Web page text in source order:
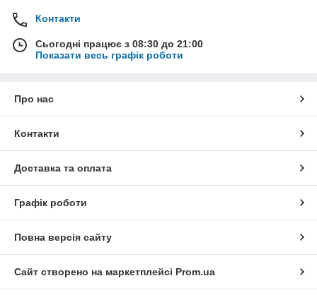
Контакти
Сьогодні працює з 08:30 до 21:00
Показати весь графік роботи
Про нас
Контакти
Доставка та оплата
Графік роботи
Повна версія сайту
Сайт створено на маркетплейсі Prom.ua